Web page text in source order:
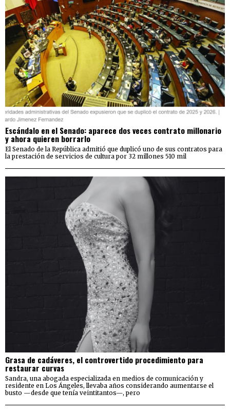
Escándalo en el Senado: aparece dos veces contrato millonario
y ahora quieren borrarlo
El Senado de la República admitió que duplicó uno de sus contratos para
la prestación de servicios de cultura por 32 millones 510 mil
Grasa de cadáveres, el controvertido procedimiento para
restaurar curvas
Sandra, una abogada especializada en medios de comunicación y
residente en Los Ángeles, llevaba años considerando aumentarse el
busto —desde que tenía veintitantos—, pero